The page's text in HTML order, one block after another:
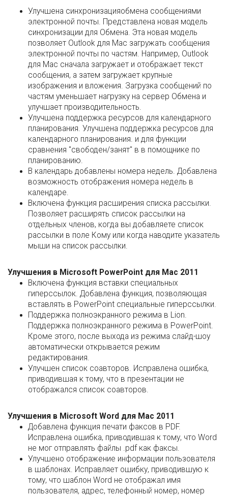
Улучшена синхронизацияобмена сообщениями
электронной почты. Представлена новая модель
синхронизации для Обмена. Эта новая модель
позволяет Outlook для Mac загружать сообщения
электронной почты по частям. Например, Outlook
для Mac сначала загружает и отображает текст
сообщения, а затем загружает крупные
изображения и вложения. Загрузка сообщений по
частям уменьшает нагрузку на сервер Обмена и
улучшает производительность.
Улучшена поддержка ресурсов для календарного
планирования. Улучшена поддержка ресурсов для
календарного планирования. и для функции
сравнения "свободен/занят" в в помощнике по
планированию.
В календарь добавлены номера недель. Добавлена
возможность отображения номера недель в
календаре.
Включена функция расширения списка рассылки.
Позволяет расширять список рассылки на
отдельных членов, когда вы добавляете список
рассылки в поле Кому или когда наводите указатель
мыши на список рассылки.
Улучшения в Microsoft PowerPoint для Mac 2011
Включена функция вставки специальных
гиперссылок. Добавлена функция, позволяющая
вставлять в PowerPoint специальные гиперссылки.
Поддержка полноэкранного режима в Lion.
Поддержка полноэкранного режима в PowerPoint.
Кроме этого, после выхода из режима слайд-шоу
автоматически открывается режим
редактирования.
Улучшен список соавторов. Исправлена ошибка,
приводившая к тому, что в презентации не
отображался список соавторов.
Улучшения в Microsoft Word для Mac 2011
Добавлена функция печати факсов в PDF.
Исправлена ошибка, приводившая к тому, что Word
не мог отправлять файлы .pdf как факсы.
Улучшено отображение информации пользователя
в шаблонах. Исправляет ошибку, приводившую к
тому, что шаблон Word не отображал имя
пользователя, адрес, телефонный номер, номер